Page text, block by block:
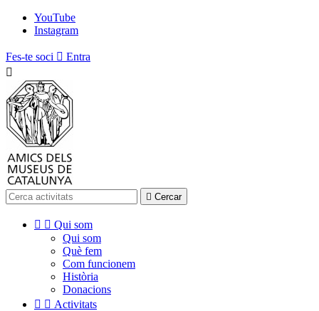
YouTube
Instagram
Fes-te soci  Entra

 Cercar
  Qui som
Qui som
Què fem
Com funcionem
Història
Donacions
  Activitats